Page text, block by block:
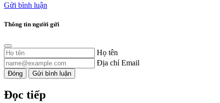
Gửi bình luận
Thông tin người gửi
Họ tên
Địa chỉ Email
Đóng Gửi bình luận
Đọc tiếp